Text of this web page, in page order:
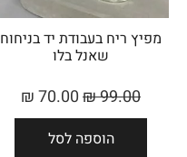
מפיץ ריח בעבודת יד בניחוח
שאנל בלו
99.00
₪
70.00
₪
הוספה לסל